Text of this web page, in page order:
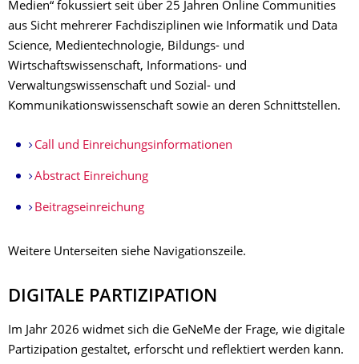
Medien“ fokussiert seit über 25 Jahren Online Communities
aus Sicht mehrerer Fachdisziplinen wie Informatik und Data
Science, Medientechnologie, Bildungs- und
Wirtschaftswissenschaft, Informations- und
Verwaltungswissenschaft und Sozial- und
Kommunikationswissenschaft sowie an deren Schnittstellen.
Call und Einreichungsinformationen
Abstract Einreichung
Beitragseinreichung
Weitere Unterseiten siehe Navigationszeile.
DIGITALE PARTIZIPATION
Im Jahr 2026 widmet sich die GeNeMe der Frage, wie digitale
Partizipation gestaltet, erforscht und reflektiert werden kann.